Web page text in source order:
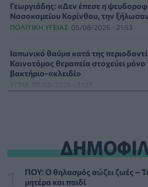
Γεωργιάδης: «Δεν έπεσε η
Νοσοκομείου Κορίνθου, την
ΠΟΛΙΤΙΚΉ ΥΓΕΊΑΣ 05/08/2026 - 21:53
Ιαπωνικό θαύμα κατά της
Καινοτόμος θεραπεία στοχεύει μόνο
βακτήριο-«κλειδί»
ΥΓΕΊΑ 05/08/2026 - 21:17
WWF Ελλάς: Περισσότερα από
δάσους κάηκαν σε λίγες μόνο μέρες
ΕΠΙΚΑΙΡΌΤΗΤΑ 05/08/2026 - 20:16
ΠΟΥ: Ο θηλασμός σώζει ζωές –
μητέρα και παιδί